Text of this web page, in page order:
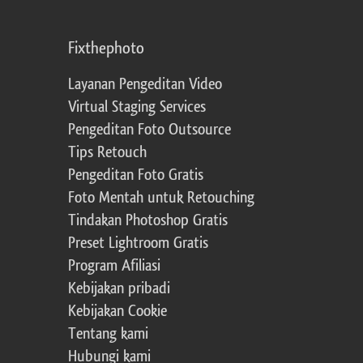
Fixthephoto
Layanan Pengeditan Video
Virtual Staging Services
Pengeditan Foto Outsource
Tips Retouch
Pengeditan Foto Gratis
Foto Mentah untuk Retouching
Tindakan Photoshop Gratis
Preset Lightroom Gratis
Program Afiliasi
Kebijakan pribadi
Kebijakan Cookie
Tentang kami
Hubungi kami